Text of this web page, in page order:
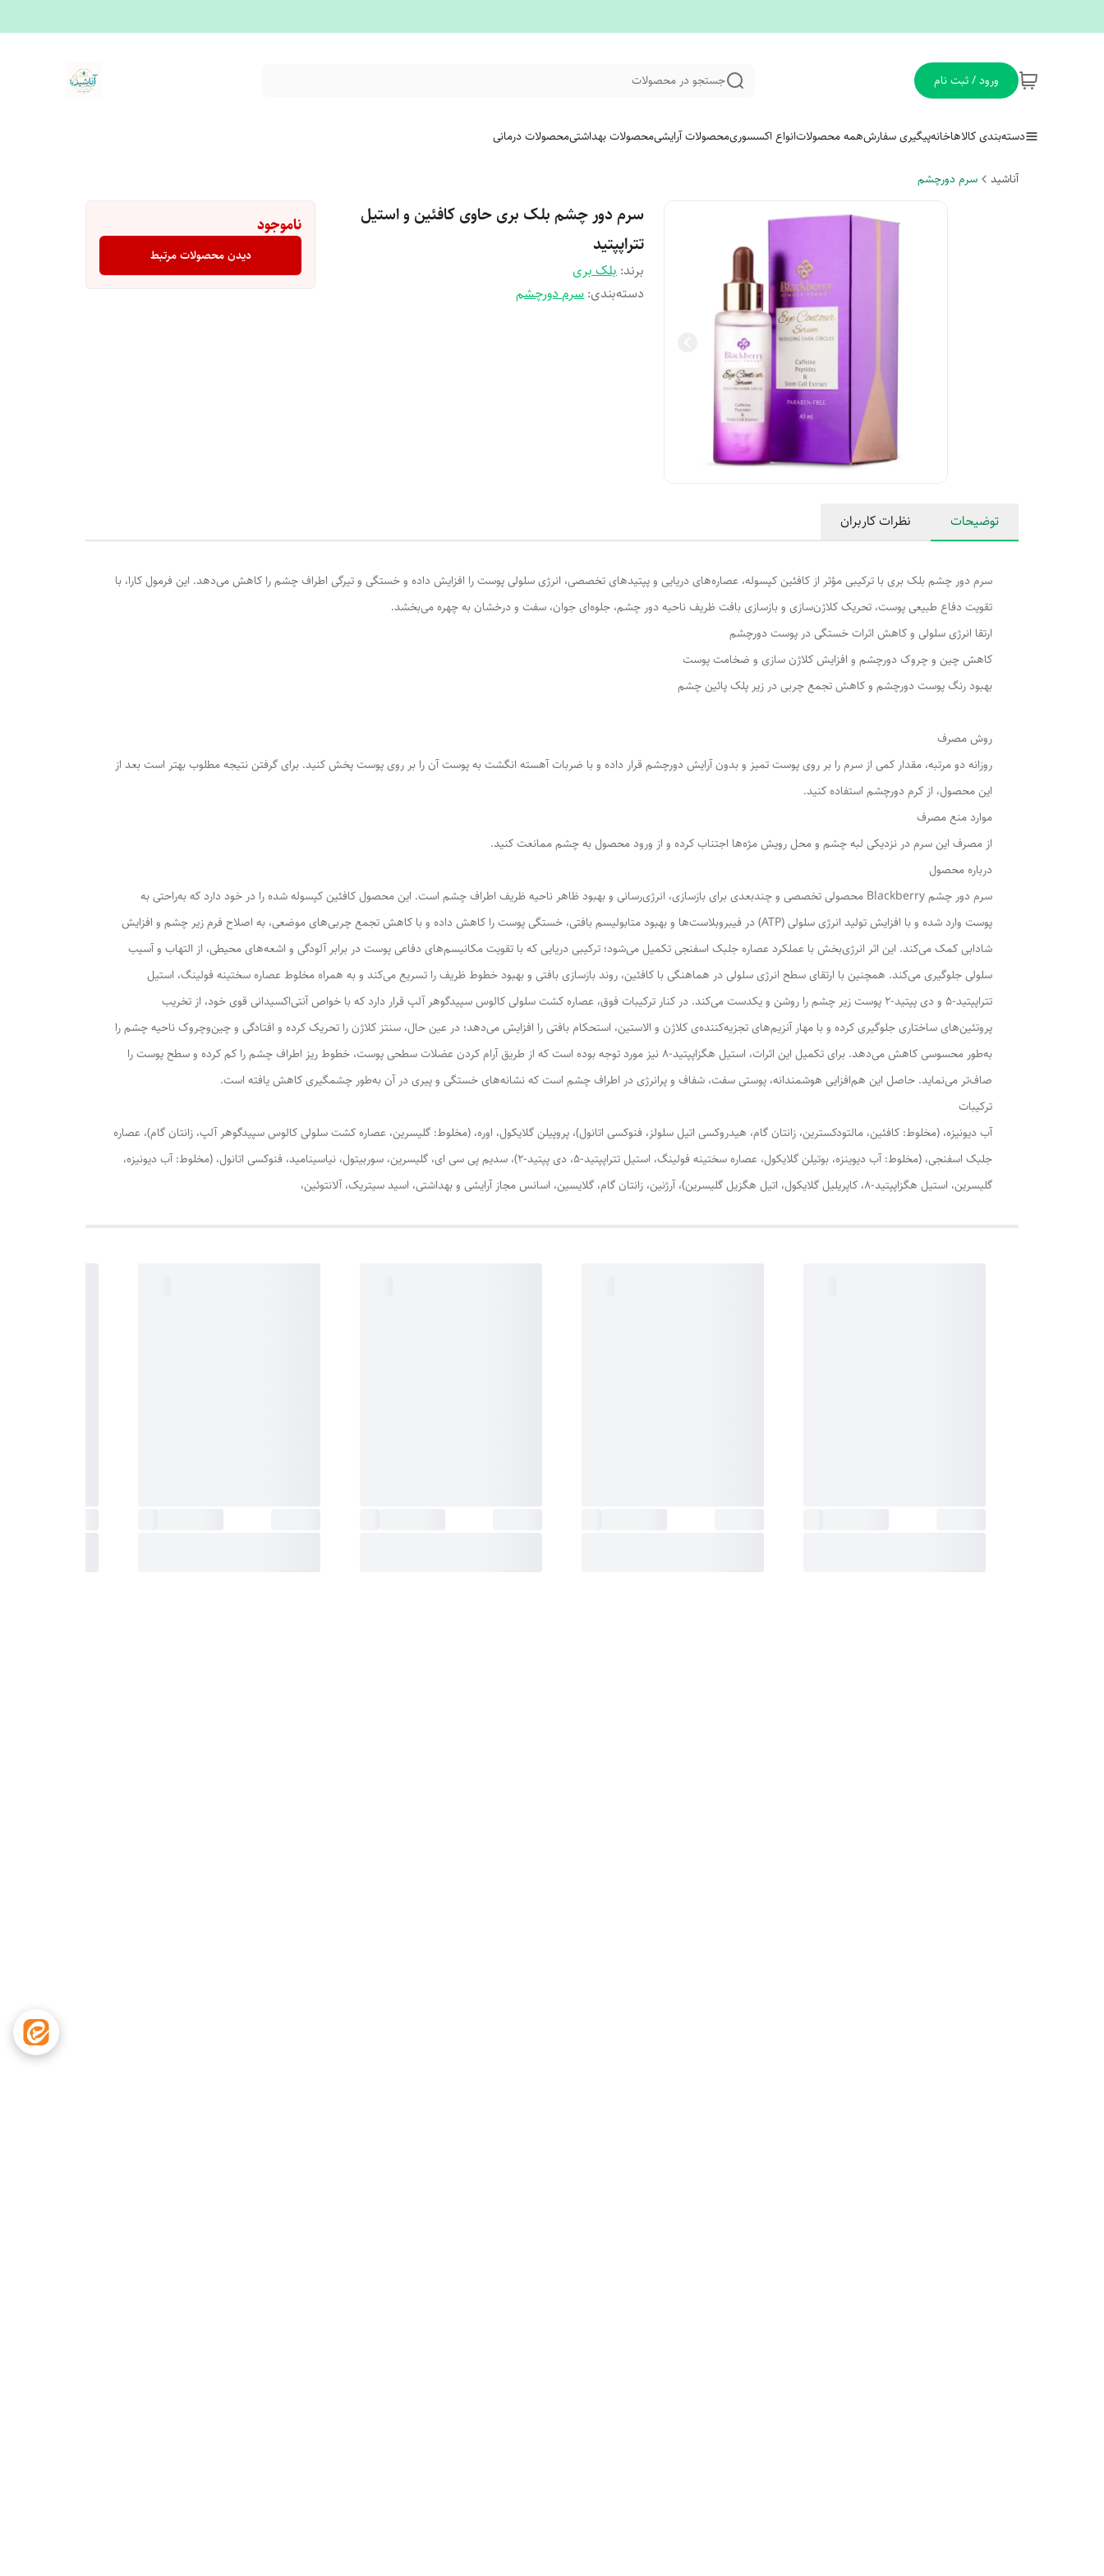
ورود / ثبت نام جستجو در محصولات
دسته‌بندی کالاهاخانهپیگیری سفارشهمه محصولاتانواع اکسسوریمحصولات آرایشیمحصولات بهداشتیمحصولات درمانی
آناشید سرم دورچشم
سرم دور چشم بلک بری حاوی کافئین و استیل
تتراپپتید
برند:بلک بری
دسته‌بندی:سرم دورچشم
ناموجود
دیدن محصولات مرتبط
توضیحات نظرات کاربران
سرم دور چشم بلک بری با ترکیبی مؤثر از کافئین کپسوله، عصاره‌های دریایی و پپتیدهای تخصصی، انرژی سلولی پوست را افزایش داده و خستگی و تیرگی اطراف چشم را کاهش می‌دهد. این فرمول کارا، با
تقویت دفاع طبیعی پوست، تحریک کلاژن‌سازی و بازسازی بافت ظریف ناحیه دور چشم، جلوه‌ای جوان، سفت و درخشان به چهره می‌بخشد.
ارتقا انرژی سلولی و کاهش اثرات خستگی در پوست دورچشم
کاهش چین و چروک دورچشم و افزایش کلاژن سازی و ضخامت پوست
بهبود رنگ پوست دورچشم و کاهش تجمع چربی در زیر پلک پائین چشم
روش مصرف
روزانه دو مرتبه، مقدار کمی از سرم را بر روی پوست تمیز و بدون آرایش دورچشم قرار داده و با ضربات آهسته انگشت به پوست آن را بر روی پوست پخش کنید. برای گرفتن نتیجه مطلوب بهتر است بعد از
این محصول، از کرم دورچشم استفاده کنید.
موارد منع مصرف
از مصرف این سرم در نزدیکی لبه چشم و محل رویش مژه‌ها اجتناب کرده و از ورود محصول به چشم ممانعت کنید.
درباره محصول
سرم دور چشم Blackberry محصولی تخصصی و چند‌بعدی برای بازسازی، انرژی‌رسانی و بهبود ظاهر ناحیه ظریف اطراف چشم است. این محصول کافئین کپسوله شده را در خود دارد که به‌راحتی به
پوست وارد شده و با افزایش تولید انرژی سلولی (ATP) در فیبروبلاست‌ها و بهبود متابولیسم بافتی، خستگی پوست را کاهش داده و با کاهش تجمع چربی‌های موضعی، به اصلاح فرم زیر چشم و افزایش
شادابی کمک می‌کند. این اثر انرژی‌بخش با عملکرد عصاره جلبک اسفنجی تکمیل می‌شود؛ ترکیبی دریایی که با تقویت مکانیسم‌های دفاعی پوست در برابر آلودگی و اشعه‌های محیطی، از التهاب و آسیب
سلولی جلوگیری می‌کند. همچنین با ارتقای سطح انرژی سلولی در هماهنگی با کافئین، روند بازسازی بافتی و بهبود خطوط ظریف را تسریع می‌کند و به همراه مخلوط عصاره سختینه فولینگ، استیل
تتراپپتید-5 و دی پپتید-2 پوست زیر چشم را روشن و یکدست می‌کند. در کنار ترکیبات فوق، عصاره کشت سلولی کالوس سپیدگوهر آلپ قرار دارد که با خواص آنتی‌اکسیدانی قوی خود، از تخریب
پروتئین‌های ساختاری جلوگیری کرده و با مهار آنزیم‌های تجزیه‌کننده‌ی کلاژن و الاستین، استحکام بافتی را افزایش می‌دهد؛ در عین حال، سنتز کلاژن را تحریک کرده و افتادگی و چین‌وچروک ناحیه چشم را
به‌طور محسوسی کاهش می‌دهد. برای تکمیل این اثرات، استیل هگزاپپتید-8 نیز مورد توجه بوده است که از طریق آرام کردن عضلات سطحی پوست، خطوط ریز اطراف چشم را کم کرده و سطح پوست را
صاف‌تر می‌نماید. حاصل این هم‌افزایی هوشمندانه، پوستی سفت، شفاف و پرانرژی در اطراف چشم است که نشانه‌های خستگی و پیری در آن به‌طور چشمگیری کاهش یافته است.
ترکیبات
آب دیونیزه، (مخلوط: کافئین، مالتودکسترین، زانتان گام، هیدروکسی اتیل سلولز، فنوکسی اتانول)، پروپیلن گلایکول، اوره، (مخلوط: گلیسرین، عصاره کشت سلولی کالوس سپیدگوهر آلپ، زانتان گام)، عصاره
جلبک اسفنجی، (مخلوط: آب دیوینزه، بوتیلن گلایکول، عصاره سختینه فولینگ، استیل تتراپپتید-5، دی پپتید-2)، سدیم پی سی ای، گلیسرین، سوربیتول، نیاسینامید، فنوکسی اتانول، (مخلوط: آب دیونیزه،
گلیسرین، استیل هگزاپپتید-8، کاپریلیل گلایکول، اتیل هگزیل گلیسرین)، آرژنین، زانتان گام، گلایسین، اسانس مجاز آرایشی و بهداشتی، اسید سیتریک، آلانتوئین،